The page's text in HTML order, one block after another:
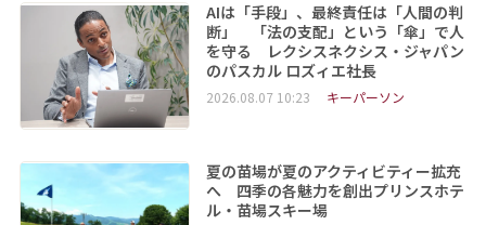
AIは「手段」、最終責任は「人間の判
断」 「法の支配」という「傘」で人
を守る レクシスネクシス・ジャパン
のパスカル ロズィエ社長
2026.08.07 10:23 キーパーソン
夏の苗場が夏のアクティビティー拡充
へ 四季の各魅力を創出プリンスホテ
ル・苗場スキー場